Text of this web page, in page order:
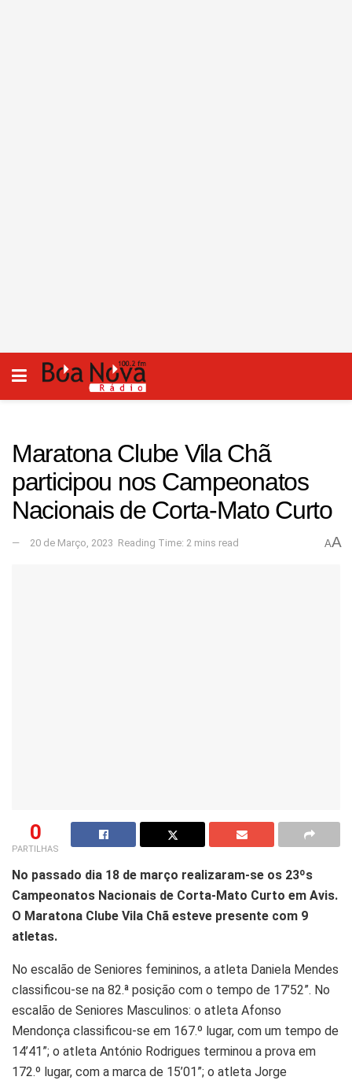
Maratona Clube Vila Chã
participou nos Campeonatos
Nacionais de Corta-Mato Curto
20 de Março, 2023 Reading Time: 2 mins read AA
0
PARTILHAS
No passado dia 18 de março realizaram-se os 23ºs
Campeonatos Nacionais de Corta-Mato Curto em Avis.
O Maratona Clube Vila Chã esteve presente com 9
atletas.
No escalão de Seniores femininos, a atleta Daniela Mendes
classificou-se na 82.ª posição com o tempo de 17’52”. No
escalão de Seniores Masculinos: o atleta Afonso
Mendonça classificou-se em 167.º lugar, com um tempo de
14’41”; o atleta António Rodrigues terminou a prova em
172.º lugar, com a marca de 15’01”; o atleta Jorge